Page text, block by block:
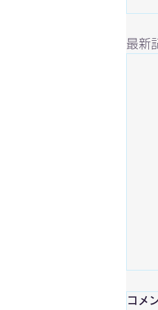
最新
コメ